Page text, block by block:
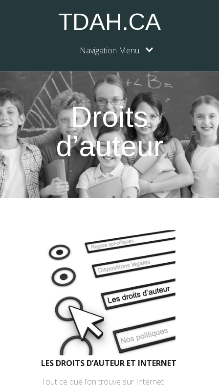
TDAH.CA
Navigation Menu
Droits
d’auteur
LES DROITS D’AUTEUR ET INTERNET
Tout ce que l’on trouve sur Internet